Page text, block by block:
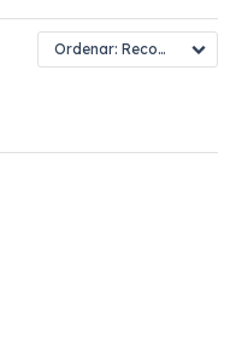
Recomendados